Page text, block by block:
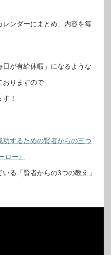
レンダーにまとめ、内容を毎
が有給休暇」になるような
おりますので
！
功するための賢者からの三つ
ロー』
る「賢者からの3つの教え」